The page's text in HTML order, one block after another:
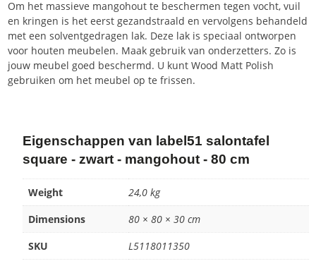
Om het massieve mangohout te beschermen tegen vocht, vuil
en kringen is het eerst gezandstraald en vervolgens behandeld
met een solventgedragen lak. Deze lak is speciaal ontworpen
voor houten meubelen. Maak gebruik van onderzetters. Zo is
jouw meubel goed beschermd. U kunt Wood Matt Polish
gebruiken om het meubel op te frissen.
Eigenschappen van label51 salontafel
square - zwart - mangohout - 80 cm
Weight
24,0 kg
Dimensions
80 × 80 × 30 cm
SKU
L5118011350